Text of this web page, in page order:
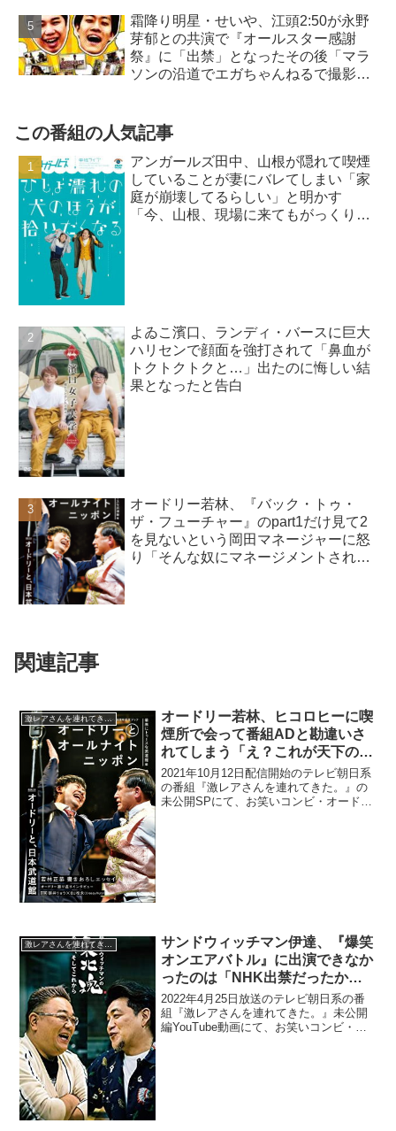
霜降り明星・せいや、江頭2:50が永野
芽郁との共演で『オールスター感謝
祭』に「出禁」となったその後「マラ
ソンの沿道でエガちゃんねるで撮影
この番組の人気記事
アンガールズ田中、山根が隠れて喫煙
していることが妻にバレてしまい「家
庭が崩壊してるらしい」と明かす
「今、山根、現場に来てもがっくりき
よゐこ濱口、ランディ・バースに巨大
ハリセンで顔面を強打されて「鼻血が
トクトクトクと…」出たのに悔しい結
果となったと告白
オードリー若林、『バック・トゥ・
ザ・フューチャー』のpart1だけ見て2
を見ないという岡田マネージャーに怒
り「そんな奴にマネージメントされて
関連記事
激レアさんを連れてきた。
オードリー若林、ヒコロヒーに喫
煙所で会って番組ADと勘違いさ
れてしまう「え？これが天下の若
林？」
2021年10月12日配信開始のテレビ朝日系
の番組『激レアさんを連れてきた。』の
未公開SPにて、お笑いコンビ・オードリ
サンドウィッチマン伊達、『爆笑
オンエアバトル』に出演できなか
ったのは「NHK出禁だったか
ら」であると告白
2022年4月25日放送のテレビ朝日系の番
組『激レアさんを連れてきた。』未公開
編YouTube動画にて、お笑いコンビ・サ